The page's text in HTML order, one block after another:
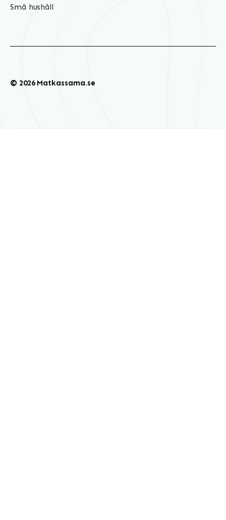
Små hushåll
© 2026 Matkassarna.se